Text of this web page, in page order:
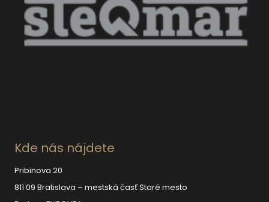
Kde nás nájdete
Pribinova 20
811 09 Bratislava – mestská časť Staré mesto